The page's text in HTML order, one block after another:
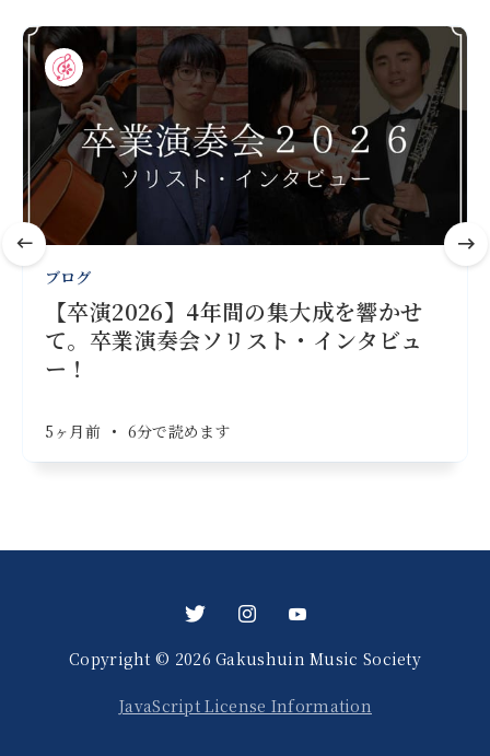
ブログ
【卒演2026】4年間の集大成を響かせ
て。卒業演奏会ソリスト・インタビュ
ー！
5ヶ月前 • 6分で読めます
Copyright © 2026 Gakushuin Music Society
JavaScript License Information